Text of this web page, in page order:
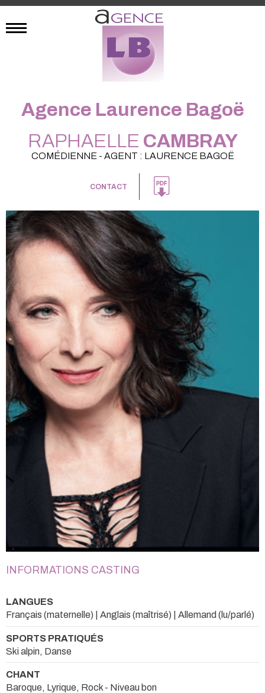
Agence Laurence Bagoë
RAPHAELLE CAMBRAY
COMÉDIENNE - AGENT : LAURENCE BAGOË
CONTACT
INFORMATIONS CASTING
LANGUES
Français (maternelle) | Anglais (maîtrisé) | Allemand (lu/parlé)
SPORTS PRATIQUÉS
Ski alpin, Danse
CHANT
Baroque, Lyrique, Rock - Niveau bon